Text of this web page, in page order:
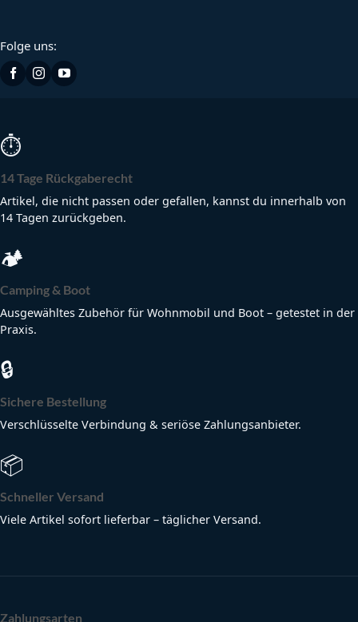
Folge uns:
⏱
14 Tage Rückgaberecht
Artikel, die nicht passen oder gefallen, kannst du innerhalb von
14 Tagen zurückgeben.
🏕
Camping & Boot
Ausgewähltes Zubehör für Wohnmobil und Boot – getestet in der
Praxis.
🔒
Sichere Bestellung
Verschlüsselte Verbindung & seriöse Zahlungsanbieter.
📦
Schneller Versand
Viele Artikel sofort lieferbar – täglicher Versand.
Zahlungsarten